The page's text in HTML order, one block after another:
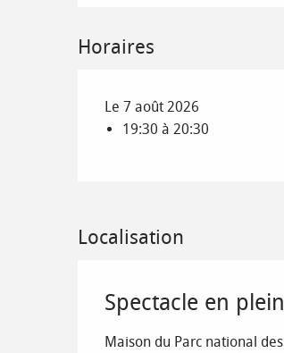
Horaires
Le 7 août 2026
19:30 à 20:30
Localisation
Spectacle en
Maison du Parc national